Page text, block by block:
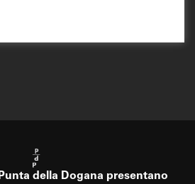
della Dogana presentano